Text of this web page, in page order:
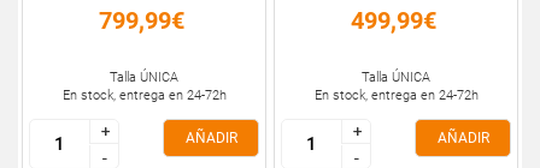
799,99€
Talla ÚNICA
En stock, entrega en 24-72h
+
-
+
-
AÑADIR
499,99€
Talla ÚNICA
En stock, entrega en 24-72h
+
-
+
-
AÑADIR